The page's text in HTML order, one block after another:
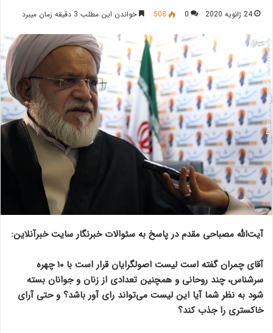
24 ژانویه 2020 0
508 خواندن این مطلب 3 دقیقه زمان میبرد
آیت‌الله مصباحی مقدم در پاسخ به سئوالات خبرنگار سایت خبرآنلاین:
آقای چمران گفته است لیست اصولگرایان قرار است با ۱۰ چهره
سرشناس، چند روحانی و همچنین تعدادی از زنان و جوانان بسته
شود به نظر شما آیا این لیست می‌تواند رای آور باشد؟ و حتی آرای
خاکستری را جذب کند؟